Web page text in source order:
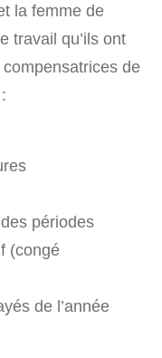
la femme de
travail qu’ils ont
de
périodes
(congé
de l’année